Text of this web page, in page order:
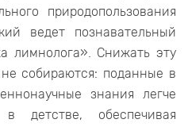
природопользования
ведет познавательный
лимнолога». Снижать эту
собираются: поданные в
знания легче
детстве, обеспечивая